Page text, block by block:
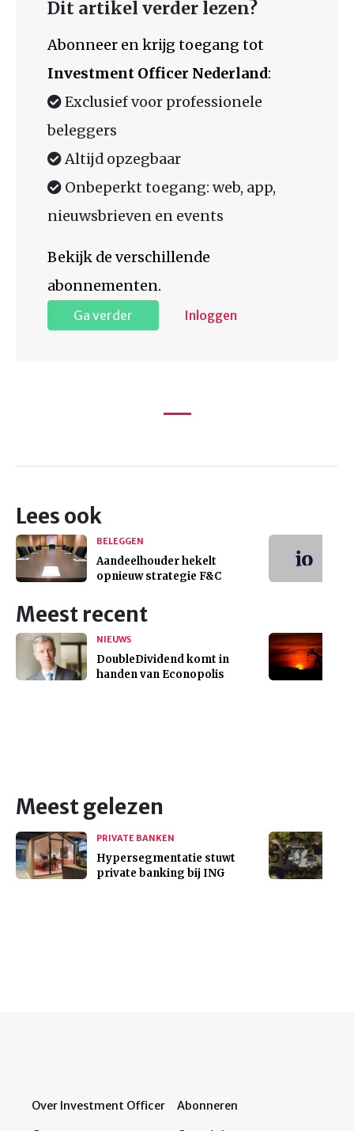
Dit artikel verder lezen?
Abonneer en krijg toegang tot
Investment Officer Nederland:
Exclusief voor professionele
beleggers
Altijd opzegbaar
Onbeperkt toegang: web, app,
nieuwsbrieven en events
Bekijk de verschillende
abonnementen.
Ga verder Inloggen
Lees ook
BELEGGEN
Aandeelhouder hekelt
opnieuw strategie F&C
Meest recent
NIEUWS
DoubleDividend komt in
handen van Econopolis
Meest gelezen
PRIVATE BANKEN
Hypersegmentatie stuwt
private banking bij ING
Over Investment Officer Abonneren